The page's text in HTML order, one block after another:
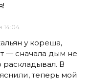
14:04
у кореша,
— сначала дым не
раскладывал. В
теперь мой